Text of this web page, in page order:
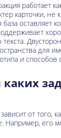
работает
карточки, не
база оставляет
текста.
для
и способов
от того,
Например, его